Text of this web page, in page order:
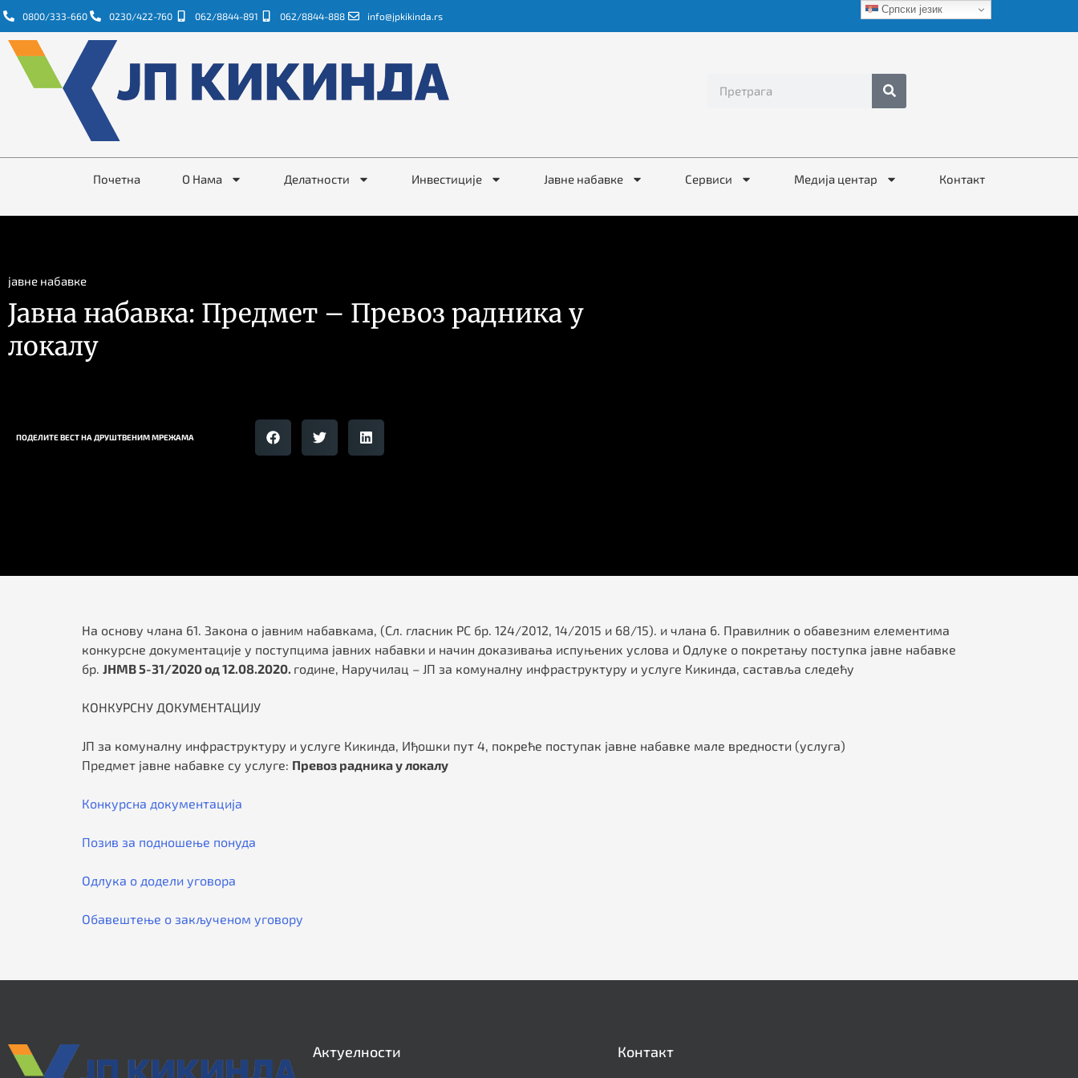
0800/333-660 0230/422-760 062/8844-891 062/8844-888 info@jpkikinda.rs
Почетна О Нама Делатности Инвестиције Јавне набавке Сервиси Медија центар Контакт
јавне набавке
Јавна набавка: Предмет – Превоз радника у
локалу
ПОДЕЛИТЕ ВЕСТ НА ДРУШТВЕНИМ МРЕЖАМА
На основу члана 61. Закона о јавним набавкама, (Сл. гласник РС бр. 124/2012, 14/2015 и 68/15). и члана 6. Правилник о обавезним елементима
конкурсне документације у поступцима јавних набавки и начин доказивања испуњених услова и Одлуке о покретању поступка јавне набавке
бр. ЈНМВ 5-31/2020 од 12.08.2020. године, Наручилац – ЈП за комуналну инфраструктуру и услуге Кикинда, саставља следећу
КОНКУРСНУ ДОКУМЕНТАЦИЈУ
ЈП за комуналну инфраструктуру и услуге Кикинда, Иђошки пут 4, покреће поступак јавне набавке мале вредности (услуга)
Предмет јавне набавке су услуге: Превоз радника у локалу
Конкурсна документација
Позив за подношење понуда
Одлука о додели уговора
Обавештење о закљученом уговору
Актуелности Контакт
Српски језик